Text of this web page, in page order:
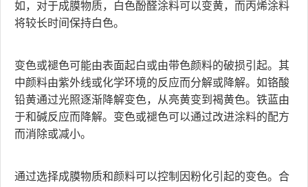
如，对于成膜物质，白色酚醛涂料可以变黄，而丙烯涂料
将较长时间保持白色。
变色或褪色可能由表面起白或由带色颜料的破损引起。其
中颜料由紫外线或化学环境的反应而分解或降解。如铬酸
铅黄通过光照逐渐降解变色，从亮黄变到褐黄色。铁蓝由
于和碱反应而降解。变色或褪色可以通过改进涂料的配方
而消除或减小。
通过选择成膜物质和颜料可以控制因粉化引起的变色。合